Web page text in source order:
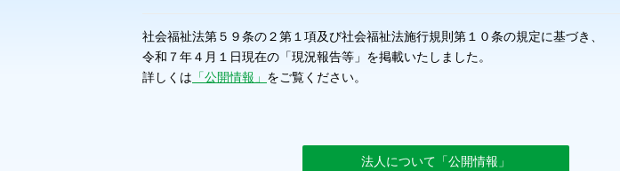
社会福祉法第５９条の２第１項及び社会福祉法施行規則第１０条の規定に基づき、
令和７年４月１日現在の「現況報告等」を掲載いたしました。
詳しくは 「公開情報」 をご覧ください。
法人について「公開情報」